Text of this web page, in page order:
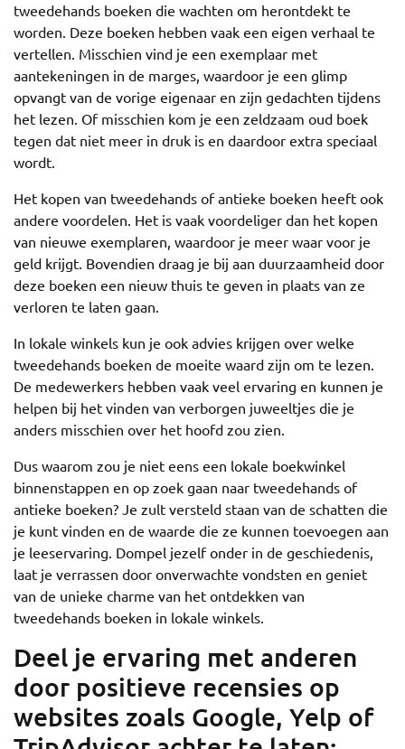
tweedehands boeken die wachten om herontdekt te
worden. Deze boeken hebben vaak een eigen verhaal te
vertellen. Misschien vind je een exemplaar met
aantekeningen in de marges, waardoor je een glimp
opvangt van de vorige eigenaar en zijn gedachten tijdens
het lezen. Of misschien kom je een zeldzaam oud boek
tegen dat niet meer in druk is en daardoor extra speciaal
wordt.
Het kopen van tweedehands of antieke boeken heeft ook
andere voordelen. Het is vaak voordeliger dan het kopen
van nieuwe exemplaren, waardoor je meer waar voor je
geld krijgt. Bovendien draag je bij aan duurzaamheid door
deze boeken een nieuw thuis te geven in plaats van ze
verloren te laten gaan.
In lokale winkels kun je ook advies krijgen over welke
tweedehands boeken de moeite waard zijn om te lezen.
De medewerkers hebben vaak veel ervaring en kunnen je
helpen bij het vinden van verborgen juweeltjes die je
anders misschien over het hoofd zou zien.
Dus waarom zou je niet eens een lokale boekwinkel
binnenstappen en op zoek gaan naar tweedehands of
antieke boeken? Je zult versteld staan van de schatten die
je kunt vinden en de waarde die ze kunnen toevoegen aan
je leeservaring. Dompel jezelf onder in de geschiedenis,
laat je verrassen door onverwachte vondsten en geniet
van de unieke charme van het ontdekken van
tweedehands boeken in lokale winkels.
Deel je ervaring met anderen
door positieve recensies op
websites zoals Google, Yelp of